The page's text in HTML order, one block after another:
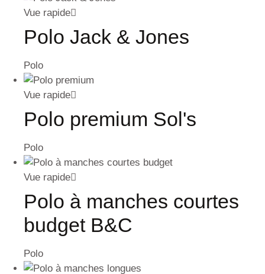
Vue rapide
Polo Jack & Jones
Polo
Vue rapide
Polo premium Sol's
Polo
Vue rapide
Polo à manches courtes
budget B&C
Polo